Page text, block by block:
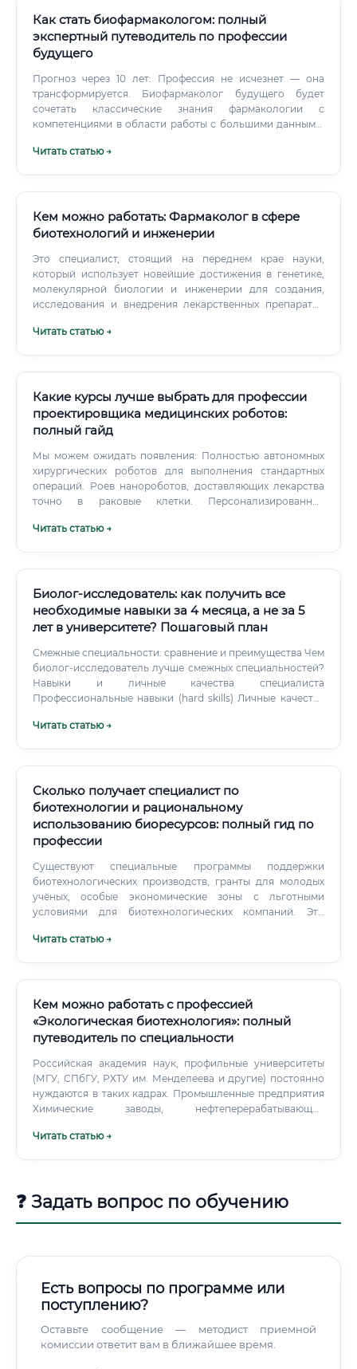
Как стать биофармакологом: полный
экспертный путеводитель по профессии
будущего
Прогноз через 10 лет: Профессия не исчезнет — она
трансформируется. Биофармаколог будущего будет
сочетать классические знания фармакологии с
компетенциями в области работы с большими данными,
биологических систем. Таких специалистов будет не
Читать статью →
Кем можно работать: Фармаколог в сфере
биотехнологий и инженерии
Это специалист, стоящий на переднем крае науки,
который использует новейшие достижения в генетике,
молекулярной биологии и инженерии для создания,
исследования и внедрения лекарственных препаратов
так называемыми "биологическими препаратами" –
аутоиммунных заболеваний, терапевтические белки,
вакцины (включая мРНК-вакцины) и препараты для
генной терапии.
Читать статью →
Какие курсы лучше выбрать для профессии
проектировщика медицинских роботов:
полный гайд
Мы можем ожидать появления: Полностью автономных
хирургических роботов для выполнения стандартных
операций. Роев нанороботов, доставляющих лекарства
точно в раковые клетки. Персонализированных
идеально адаптированных под конкретного человека.
Читать статью →
Биолог-исследователь: как получить все
необходимые навыки за 4 месяца, а не за 5
лет в университете? Пошаговый план
Смежные специальности: сравнение и преимущества Чем
биолог-исследователь лучше смежных специальностей?
Навыки и личные качества специалиста
Профессиональные навыки (hard skills) Личные качества
методичность ✅ Критическое мышление ✅ Умение
деталям График работы и условия труда ⚠️ Условия
работы биолога-исследователя существенно зависят от
места трудоустройства.
Читать статью →
Сколько получает специалист по
биотехнологии и рациональному
использованию биоресурсов: полный гид по
профессии
Существуют специальные программы поддержки
биотехнологических производств, гранты для молодых
учёных, особые экономические зоны с льготными
условиями для биотехнологических компаний. Это
и профессионального роста.
Читать статью →
Кем можно работать с профессией
«Экологическая биотехнология»: полный
путеводитель по специальности
Российская академия наук, профильные университеты
(МГУ, СПбГУ, РХТУ им. Менделеева и другие) постоянно
нуждаются в таких кадрах. Промышленные предприятия
Химические заводы, нефтеперерабатывающие
соблюдать экологические нормативы.
Читать статью →
❓ Задать вопрос по обучению
Есть вопросы по программе или
поступлению?
Оставьте сообщение — методист приемной
комиссии ответит вам в ближайшее время.